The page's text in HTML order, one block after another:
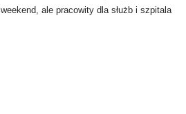
weekend, ale pracowity dla służb i szpitala